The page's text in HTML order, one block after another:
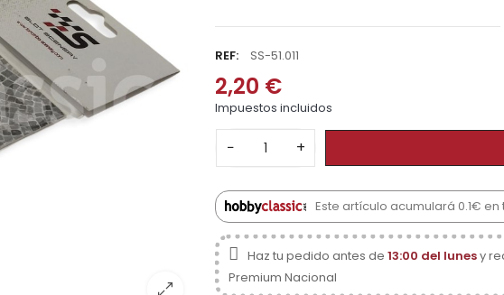
REF: SS-51.011
2,20 €
Impuestos incluidos
− +
Este artículo acumulará 0.1€
Haz tu pedido antes de 13:00 del lunesy
Premium Nacional